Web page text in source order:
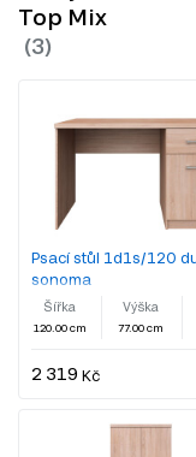
Top Mix
Psací stůl 1d1s/120
sonoma
Šířka
120.00 cm
Výška
77.00 cm
2 319 Kč